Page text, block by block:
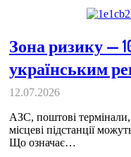
Зона ризику —
українським
12.07.2026
АЗС, поштові термінали,
місцеві підстанції
Що означає…